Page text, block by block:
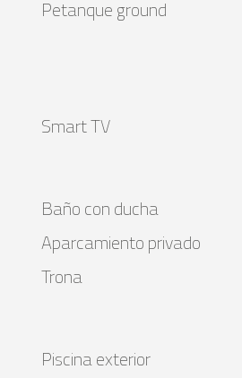
Petanque ground
Smart TV
Baño con ducha
Aparcamiento privado
Trona
Piscina exterior